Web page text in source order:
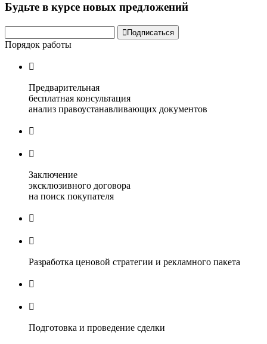
Будьте в курсе новых предложений
 Подписаться
Порядок работы

Предварительная
бесплатная консультация
анализ правоустанавливающих документов


Заключение
эксклюзивного договора
на поиск покупателя


Разработка ценовой стратегии и рекламного пакета


Подготовка и проведение сделки